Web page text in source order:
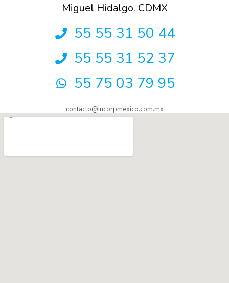
Miguel Hidalgo. CDMX
55 55 31 50 44
55 55 31 52 37
55 75 03 79 95
contacto@incorpmexico.com.mx